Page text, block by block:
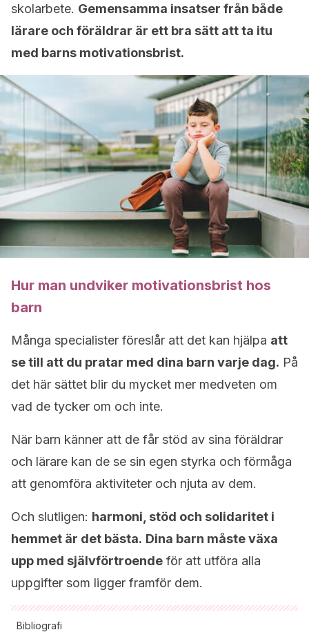
skolarbete. Gemensamma insatser från både
lärare och föräldrar är ett bra sätt att ta itu
med barns motivationsbrist.
Hur man undviker motivationsbrist hos
barn
Många specialister föreslår att det kan hjälpa att
se till att du pratar med dina barn varje dag. På
det här sättet blir du mycket mer medveten om
vad de tycker om och inte.
När barn känner att de får stöd av sina föräldrar
och lärare kan de se sin egen styrka och förmåga
att genomföra aktiviteter och njuta av dem.
Och slutligen: harmoni, stöd och solidaritet i
hemmet är det bästa. Dina barn måste växa
upp med självförtroende för att utföra alla
uppgifter som ligger framför dem.
Bibliografi